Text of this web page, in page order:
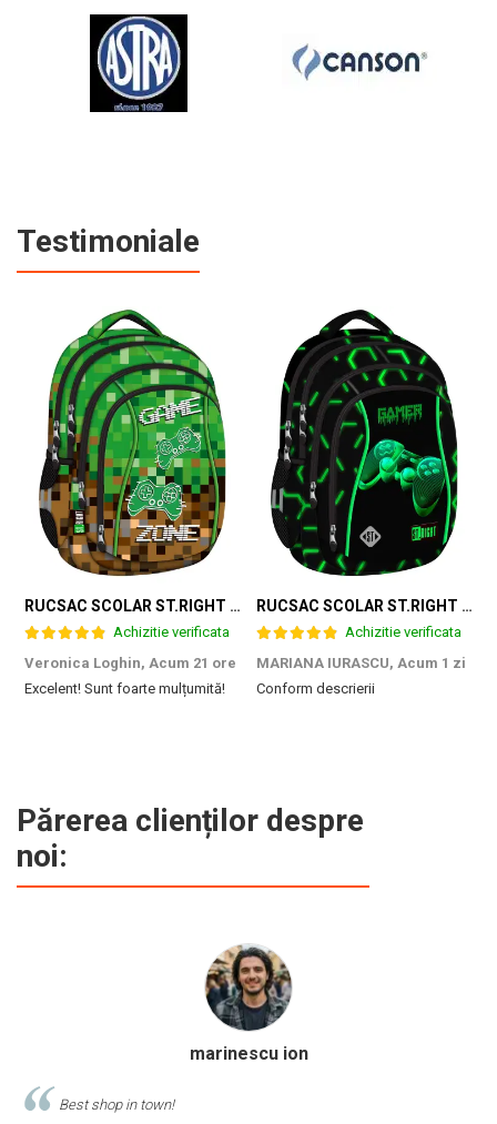
Testimoniale
RUCSAC SCOLAR ST.RIGHT 4 COMPARTIMENTE BP-04 GAME ZONE 698187
Achizitie verificata
Veronica Loghin, Acum 21 ore
Excelent! Sunt foarte mulțumită!
RUCSAC SCOLAR ST.RIGHT 4 COMPARTIMENTE BP-04 GREEN LEVEL 301339
Achizitie verificata
MARIANA IURASCU, Acum 1 zi
Conform descrierii
Părerea clienților despre
noi:
Calinescu Matei
Comand produse de papetarie si birotica de cel putin 10 ani de la